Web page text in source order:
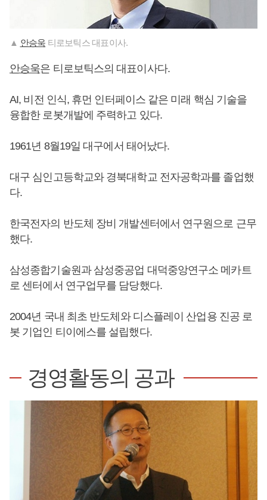
▲ 안승욱 티로보틱스 대표이사.
안승욱은 티로보틱스의 대표이사다.
AI, 비전 인식, 휴먼 인터페이스 같은 미래 핵심 기술을
융합한 로봇개발에 주력하고 있다.
1961년 8월19일 대구에서 태어났다.
대구 심인고등학교와 경북대학교 전자공학과를 졸업했
다.
한국전자의 반도체 장비 개발센터에서 연구원으로 근무
했다.
삼성종합기술원과 삼성중공업 대덕중앙연구소 메카트
로 센터에서 연구업무를 담당했다.
2004년 국내 최초 반도체와 디스플레이 산업용 진공 로
봇 기업인 티이에스를 설립했다.
경영활동의 공과